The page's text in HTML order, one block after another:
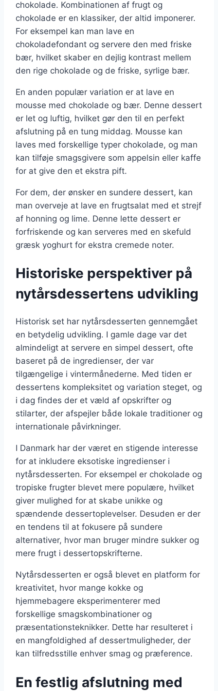
chokolade. Kombinationen af frugt og
chokolade er en klassiker, der altid imponerer.
For eksempel kan man lave en
chokoladefondant og servere den med friske
bær, hvilket skaber en dejlig kontrast mellem
den rige chokolade og de friske, syrlige bær.
En anden populær variation er at lave en
mousse med chokolade og bær. Denne dessert
er let og luftig, hvilket gør den til en perfekt
afslutning på en tung middag. Mousse kan
laves med forskellige typer chokolade, og man
kan tilføje smagsgivere som appelsin eller kaffe
for at give den et ekstra pift.
For dem, der ønsker en sundere dessert, kan
man overveje at lave en frugtsalat med et strejf
af honning og lime. Denne lette dessert er
forfriskende og kan serveres med en skefuld
græsk yoghurt for ekstra cremede noter.
Historiske perspektiver på
nytårsdessertens udvikling
Historisk set har nytårsdesserten gennemgået
en betydelig udvikling. I gamle dage var det
almindeligt at servere en simpel dessert, ofte
baseret på de ingredienser, der var
tilgængelige i vintermånederne. Med tiden er
dessertens kompleksitet og variation steget, og
i dag findes der et væld af opskrifter og
stilarter, der afspejler både lokale traditioner og
internationale påvirkninger.
I Danmark har der været en stigende interesse
for at inkludere eksotiske ingredienser i
nytårsdesserten. For eksempel er chokolade og
tropiske frugter blevet mere populære, hvilket
giver mulighed for at skabe unikke og
spændende dessertoplevelser. Desuden er der
en tendens til at fokusere på sundere
alternativer, hvor man bruger mindre sukker og
mere frugt i dessertopskrifterne.
Nytårsdesserten er også blevet en platform for
kreativitet, hvor mange kokke og
hjemmebagere eksperimenterer med
forskellige smagskombinationer og
præsentationsteknikker. Dette har resulteret i
en mangfoldighed af dessertmuligheder, der
kan tilfredsstille enhver smag og præference.
En festlig afslutning med